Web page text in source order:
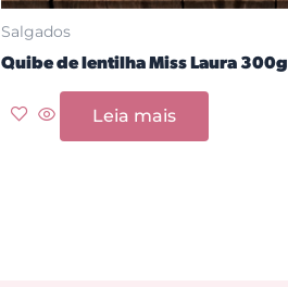
Salgados
Quibe de lentilha Miss Laura 300g
Leia mais